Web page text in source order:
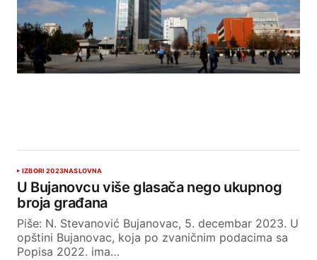
IZBORI 2023NASLOVNA
U Bujanovcu više glasača nego ukupnog
broja građana
Piše: N. Stevanović Bujanovac, 5. decembar 2023. U
opštini Bujanovac, koja po zvaničnim podacima sa
Popisa 2022. ima…